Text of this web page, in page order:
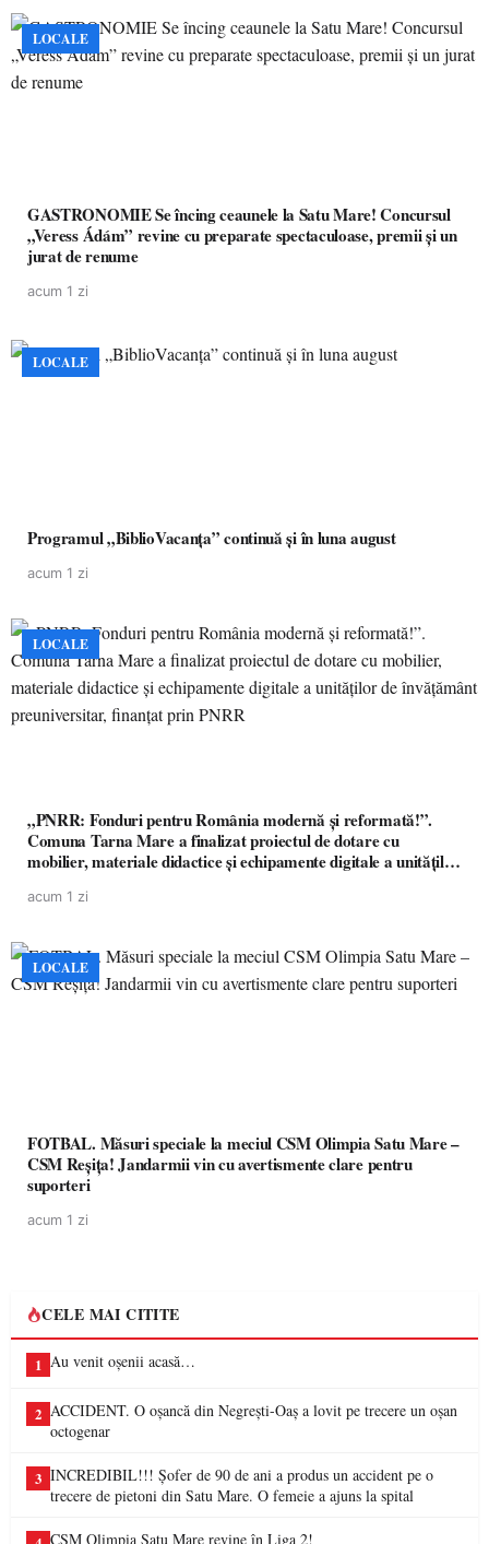
LOCALE
GASTRONOMIE Se încing ceaunele la Satu Mare! Concursul
„Veress Ádám” revine cu preparate spectaculoase, premii și un
jurat de renume
acum 1 zi
LOCALE
Programul „BiblioVacanța” continuă și în luna august
acum 1 zi
LOCALE
„PNRR: Fonduri pentru România modernă și reformată!”.
Comuna Tarna Mare a finalizat proiectul de dotare cu
mobilier, materiale didactice și echipamente digitale a unităților
acum 1 zi
LOCALE
FOTBAL. Măsuri speciale la meciul CSM Olimpia Satu Mare –
CSM Reșița! Jandarmii vin cu avertismente clare pentru
suporteri
acum 1 zi
CELE MAI CITITE
1 Au venit oșenii acasă…
2 ACCIDENT. O oșancă din Negrești-Oaș a lovit pe trecere un oșan
octogenar
3 INCREDIBIL!!! Șofer de 90 de ani a produs un accident pe o
trecere de pietoni din Satu Mare. O femeie a ajuns la spital
CSM Olimpia Satu Mare revine în Liga 2!